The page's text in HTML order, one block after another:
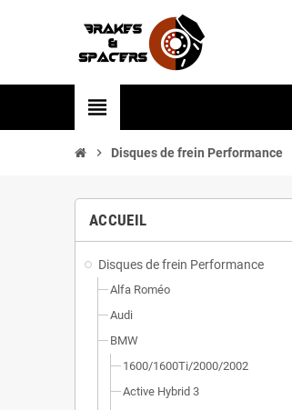
view_headline
chevron_right Disques de frein Performance
ACCUEIL
Disques de frein Performance
Alfa Roméo
Audi
BMW
1600/1600Ti/2000/2002
Active Hybrid 3